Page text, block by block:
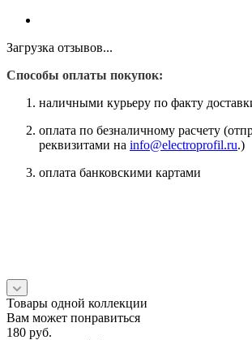
Загрузка отзывов...
Способы оплаты покупок:
наличными курьеру по факту
оплата по безналичному расчету
реквизитами на info@electroprofil.ru.)
оплата банковскими картами
Товары одной коллекции
Вам может понравиться
180 руб.